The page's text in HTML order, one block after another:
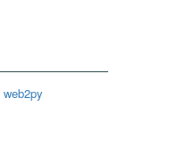
web2py